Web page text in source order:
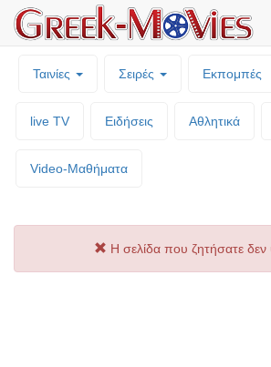
Ταινίες Σειρές Εκπομπές
live TV Ειδήσεις Αθλητικά
Video-Mαθήματα
Η σελίδα που ζητήσατε δεν